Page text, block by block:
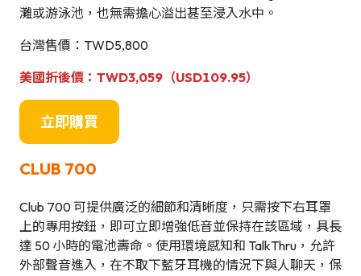
灘或游泳池，也無需擔心溢出甚至浸入水中。
台灣售價：TWD5,800
美國折後價：TWD3,059 （USD109.95）
立即購買
CLUB 700
Club 700 可提供廣泛的細節和清晰度，只需按下右耳罩
上的專用按鈕，即可立即增強低音並保持在該區域，具長
達 50 小時的電池壽命。使用環境感知和 TalkThru，允許
外部聲音進入，在不取下藍牙耳機的情況下與人聊天，保